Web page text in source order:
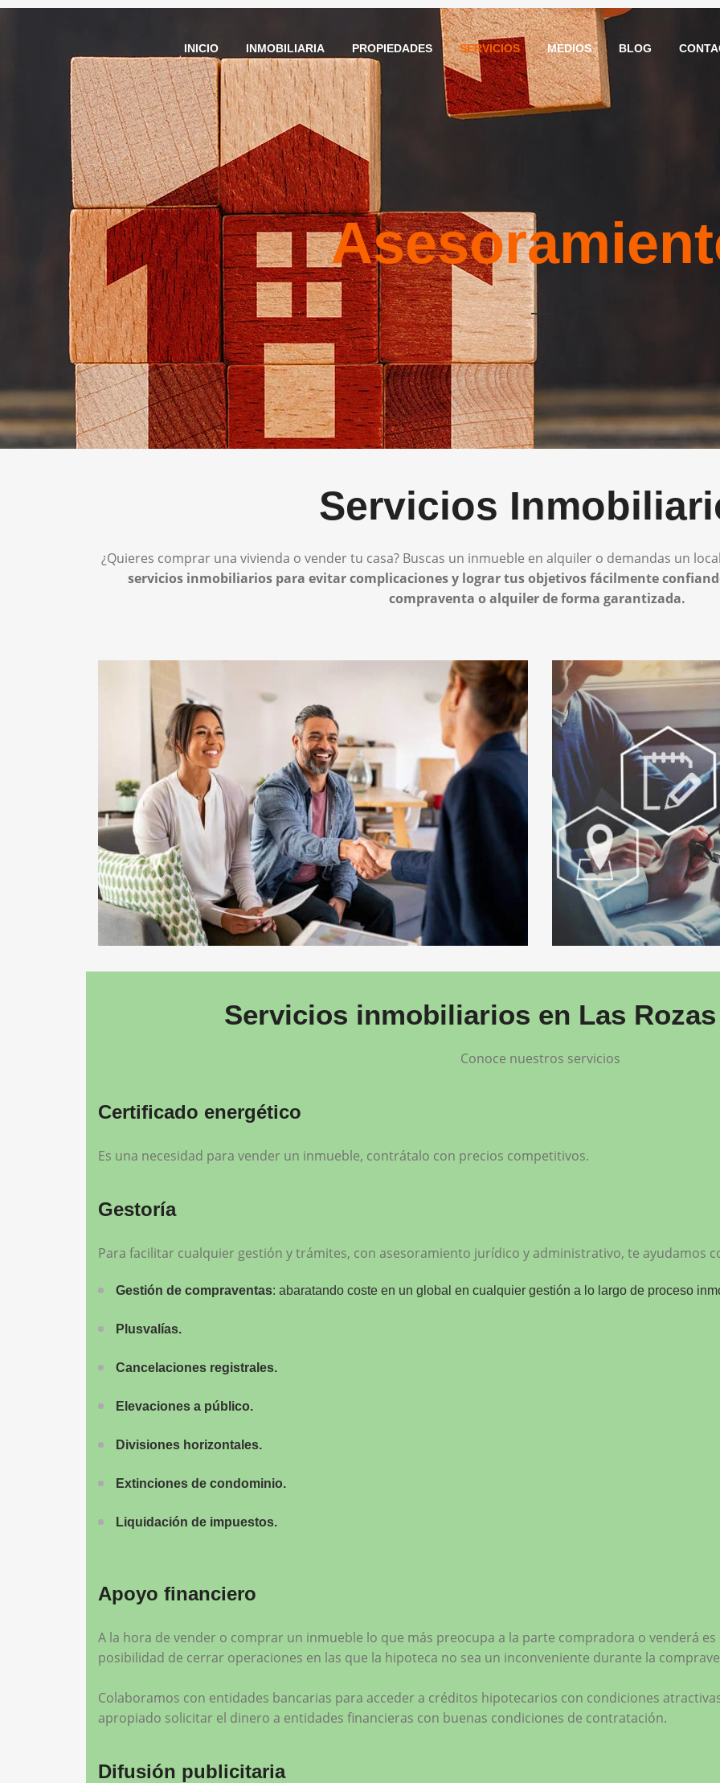
INICIO INMOBILIARIA PROPIEDADES SERVICIOS MEDIOS BLOG
Servicios
¿Quieres comprar una vivienda o vender tu casa? Buscas un inmueble en alquiler o demandas un
servicios inmobiliarios para evitar complicaciones y lograr tus objetivos fácilmente
compraventa o alquiler de forma garantizada.
Servicios inmobiliarios en Las
Conoce nuestros servicios
Certificado energético
Es una necesidad para vender un inmueble, contrátalo con precios competitivos.
Gestoría
Para facilitar cualquier gestión y trámites, con asesoramiento jurídico y administrativo, te ayudamos
Gestión de compraventas: abaratando coste en un global en cualquier gestión a lo largo de proceso
Plusvalías.
Cancelaciones registrales.
Elevaciones a público.
Divisiones horizontales.
Extinciones de condominio.
Liquidación de impuestos.
Apoyo financiero
A la hora de vender o comprar un inmueble lo que más preocupa a la parte compradora o venderá
posibilidad de cerrar operaciones en las que la hipoteca no sea un inconveniente durante la
Colaboramos con entidades bancarias para acceder a créditos hipotecarios con condiciones
apropiado solicitar el dinero a entidades financieras con buenas condiciones de contratación.
Difusión publicitaria